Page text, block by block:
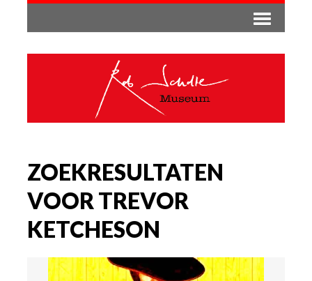
ZOEKRESULTATEN
VOOR TREVOR
KETCHESON